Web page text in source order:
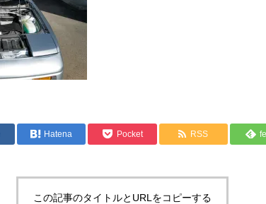
Hatena Pocket RSS
この記事のタイトルとURLをコピーする